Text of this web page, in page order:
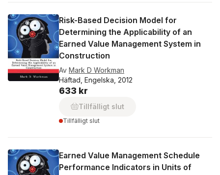
Risk-Based Decision Model for
Determining the Applicability of an
Earned Value Management System in
Construction
Av Mark D Workman
Häftad, Engelska, 2012
633 kr
Tillfälligt slut
Tillfälligt slut
Earned Value Management Schedule
Performance Indicators in Units of